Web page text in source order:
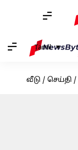
Tamil
வீடு / செய்தி /